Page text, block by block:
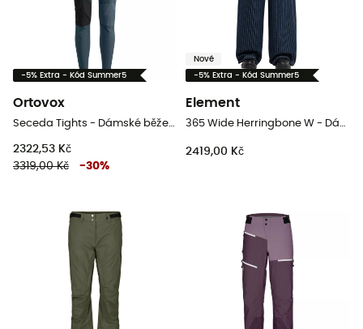
-5% Extra - Kód Summer5
Ortovox
Seceda Tights - Dámské běžecké legíny
2322,53 Kč
3319,00 Kč
-30%
Nové
-5% Extra - Kód Summer5
Element
365 Wide Herringbone W - Dámské kalhoty
2419,00 Kč